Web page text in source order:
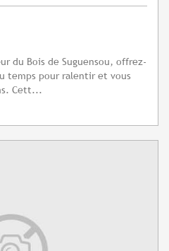
du Bois de Suguensou, offrez-
temps pour ralentir et vous
Cett...